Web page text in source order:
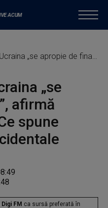
final”, afirmă Vladimir Putin. Ce spune despre țările occidentale
„se
afirmă
spune
Digi FM ca sursă preferată în